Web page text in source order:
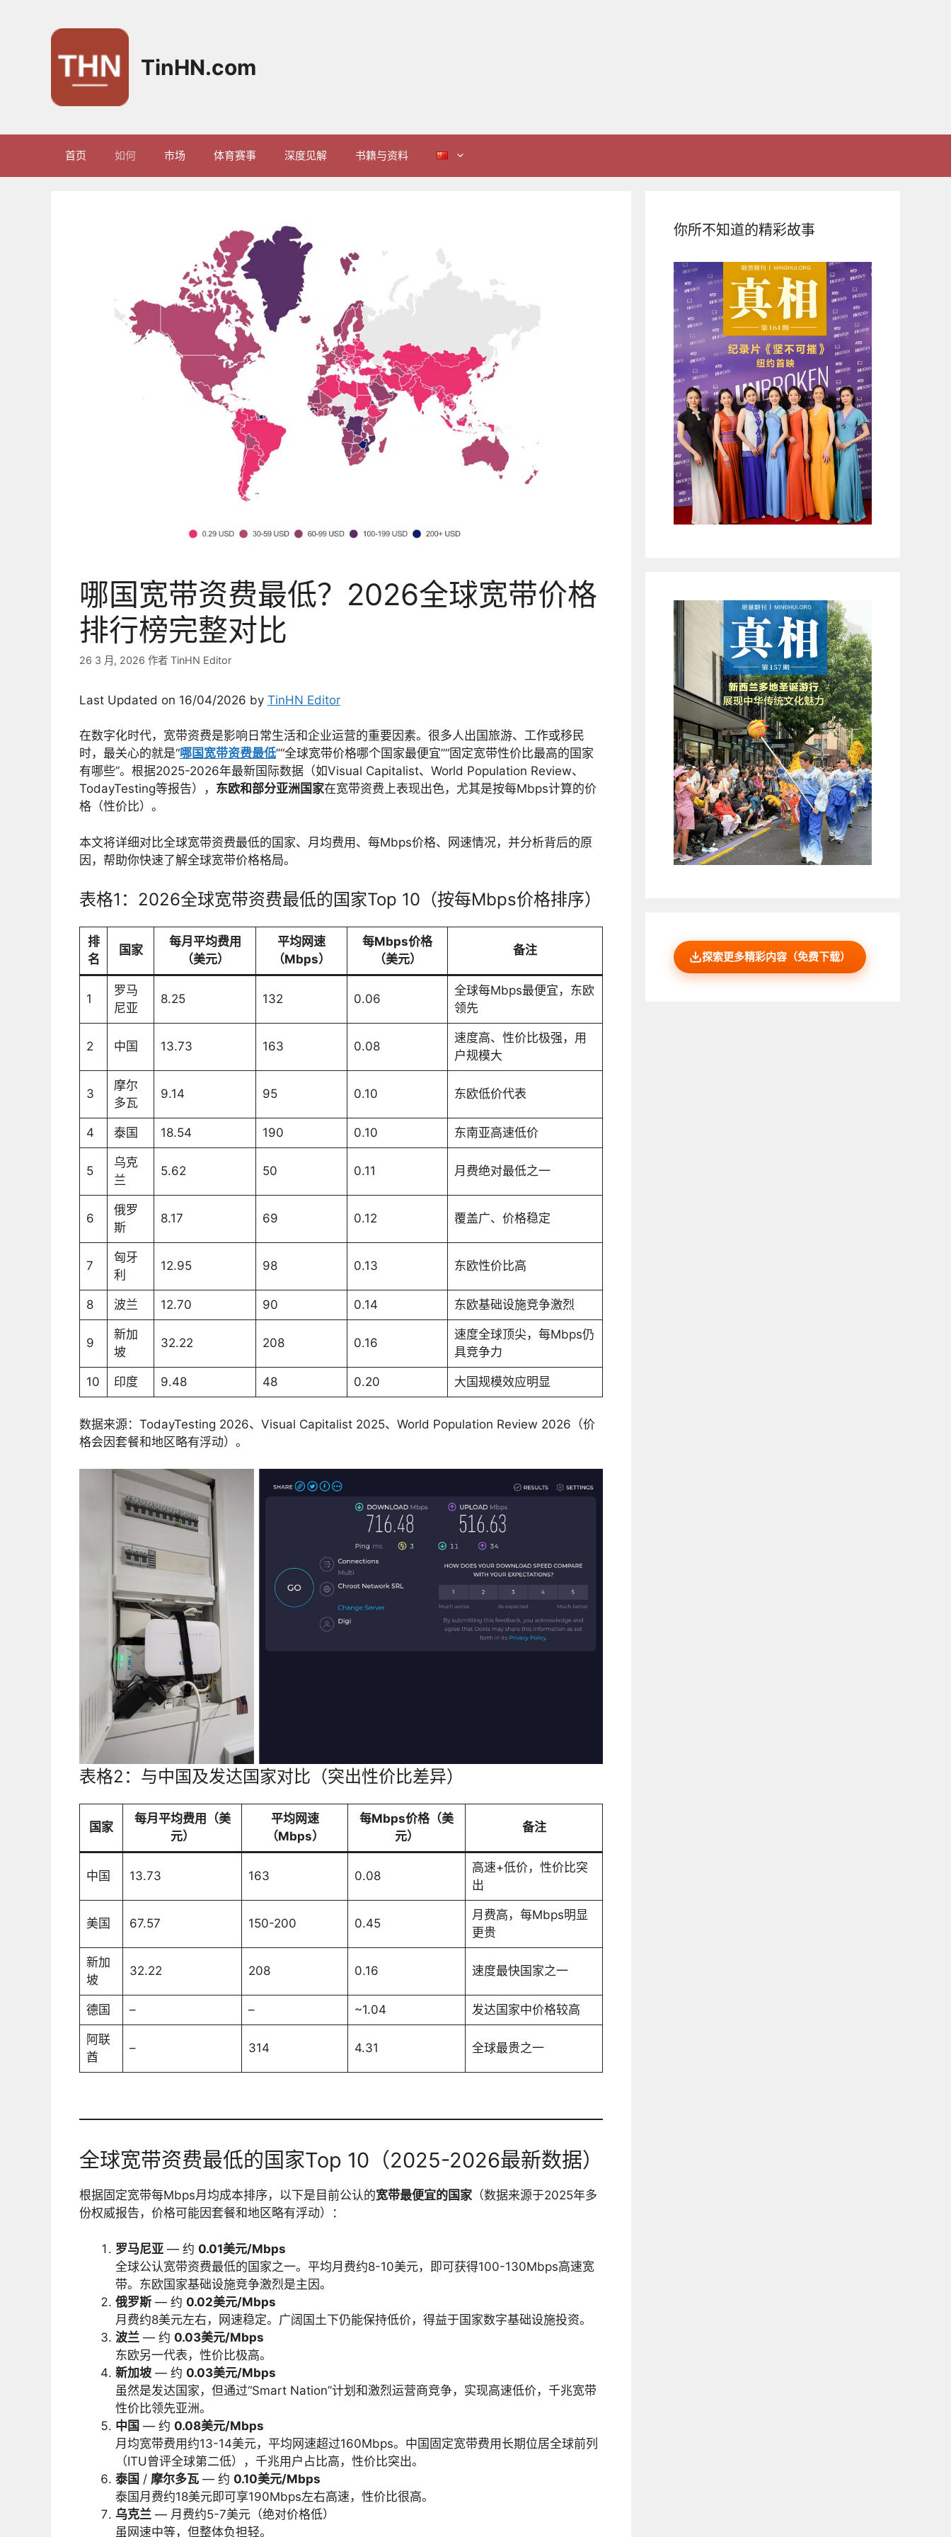
TinHN.com
首页 如何 市场 体育赛事 深度见解 书籍与资料
哪国宽带资费最低？2026全球宽带价格
排行榜完整对比
26 3 月, 2026 作者 TinHN Editor
Last Updated on 16/04/2026 by TinHN Editor
在数字化时代，宽带资费是影响日常生活和企业运营的重要因素。很多人出国旅游、工作或移民
时，最关心的就是“哪国宽带资费最低”“全球宽带价格哪个国家最便宜”“固定宽带性价比最高的国家
有哪些”。根据2025-2026年最新国际数据（如Visual Capitalist、World Population Review、
TodayTesting等报告）， 东欧和部分亚洲国家在宽带资费上表现出色，尤其是按每Mbps计算的价
格（性价比）。
本文将详细对比全球宽带资费最低的国家、月均费用、每Mbps价格、网速情况，并分析背后的原
因，帮助你快速了解全球宽带价格格局。
表格1：2026全球宽带资费最低的国家Top 10（按每Mbps价格排序）
排
名
国家
每月平均费用
（美元）
平均网速
（Mbps）
每Mbps价格
（美元）
备注
1
罗马
尼亚
8.25 132 0.06
全球每Mbps最便宜，东欧
领先
2 中国 13.73 163 0.08
速度高、性价比极强，用
户规模大
3
摩尔
多瓦
9.14 95 0.10 东欧低价代表
4 泰国 18.54 190 0.10 东南亚高速低价
5
乌克
兰
5.62 50 0.11 月费绝对最低之一
6
俄罗
斯
8.17 69 0.12 覆盖广、价格稳定
7
匈牙
利
12.95 98 0.13 东欧性价比高
8 波兰 12.70 90 0.14 东欧基础设施竞争激烈
9
新加
坡
32.22 208 0.16
速度全球顶尖，每Mbps仍
具竞争力
10 印度 9.48 48 0.20 大国规模效应明显
数据来源：TodayTesting 2026、Visual Capitalist 2025、World Population Review 2026（价
格会因套餐和地区略有浮动）。
表格2：与中国及发达国家对比（突出性价比差异）
国家
每月平均费用（美
元）
平均网速
（Mbps）
每Mbps价格（美
元）
备注
中国 13.73 163 0.08
高速+低价，性价比突
出
美国 67.57 150-200 0.45
月费高，每Mbps明显
更贵
新加
坡
32.22 208 0.16 速度最快国家之一
德国 – – ~1.04 发达国家中价格较高
阿联
酋
– 314 4.31 全球最贵之一
全球宽带资费最低的国家Top 10（2025-2026最新数据）
根据固定宽带每Mbps月均成本排序，以下是目前公认的宽带最便宜的国家 （数据来源于2025年多
份权威报告，价格可能因套餐和地区略有浮动）：
罗马尼亚 — 约 0.01美元/Mbps
全球公认宽带资费最低的国家之一。平均月费约8-10美元，即可获得100-130Mbps高速宽
带。东欧国家基础设施竞争激烈是主因。
俄罗斯 — 约 0.02美元/Mbps
月费约8美元左右，网速稳定。广阔国土下仍能保持低价，得益于国家数字基础设施投资。
波兰 — 约 0.03美元/Mbps
东欧另一代表，性价比极高。
新加坡 — 约 0.03美元/Mbps
虽然是发达国家，但通过“Smart Nation”计划和激烈运营商竞争，实现高速低价，千兆宽带
性价比领先亚洲。
中国 — 约 0.08美元/Mbps
月均宽带费用约13-14美元，平均网速超过160Mbps。中国固定宽带费用长期位居全球前列
（ITU曾评全球第二低），千兆用户占比高，性价比突出。
泰国 / 摩尔多瓦 — 约 0.10美元/Mbps
泰国月费约18美元即可享190Mbps左右高速，性价比很高。
乌克兰 — 月费约5-7美元（绝对价格低）
虽网速中等，但整体负担轻。
你所不知道的精彩故事
探索更多精彩内容（免费下载）